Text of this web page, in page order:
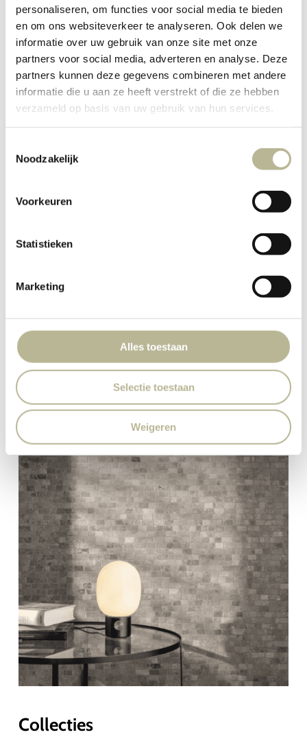
personaliseren, om functies voor social media te bieden
en om ons websiteverkeer te analyseren. Ook delen we
informatie over uw gebruik van onze site met onze
partners voor social media, adverteren en analyse. Deze
partners kunnen deze gegevens combineren met andere
informatie die u aan ze heeft verstrekt of die ze hebben
verzameld op basis van uw gebruik van hun services.
Noodzakelijk
Voorkeuren
Statistieken
Marketing
Alles toestaan
Selectie toestaan
Weigeren
handzame producten uit één stuk gecreëerd
worden. Door de dikte van de plaat blijven de
meubelen handzaam en ondanks de 6 mm
erg stevig en praktisch in gebruik.
Collecties